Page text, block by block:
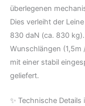
überlegenen
Dies verleiht der
830 daN (ca. 830
Wunschlängen
mit einer stabil
geliefert.
✨ Technische